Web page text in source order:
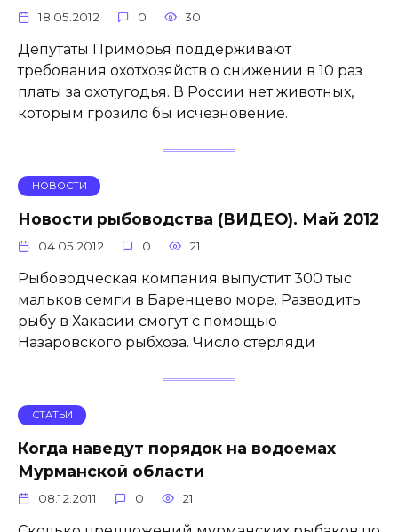
18.05.2012 0 30
Депутаты Приморья поддерживают
требования охотхозяйств о снижении в 10 раз
платы за охотугодья. В России нет животных,
которым грозило бы исчезновение.
НОВОСТИ
Новости рыбоводства (ВИДЕО). Май 2012
04.05.2012 0 21
Рыбоводческая компания выпустит 300 тыс
мальков семги в Баренцево море. Разводить
рыбу в Хакасии смогут с помощью
Назаровского рыбхоза. Число стерляди
СТАТЬИ
Когда наведут порядок на водоемах
Мурманской области
08.12.2011 0 21